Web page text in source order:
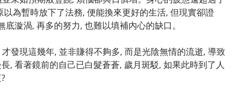
為暫時放下了法務, 便能換來更好的生活, 但現實卻證
漩渦, 再多的努力, 也難以填補內心的缺口。
, 看著鏡前的自己已白髮蒼蒼, 歲月斑駁, 如果此時到了人